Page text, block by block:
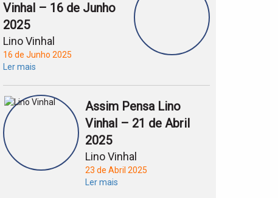
Vinhal – 16 de Junho
2025
Lino Vinhal
16 de Junho 2025
Ler mais
Assim Pensa Lino
Vinhal – 21 de Abril
2025
Lino Vinhal
23 de Abril 2025
Ler mais